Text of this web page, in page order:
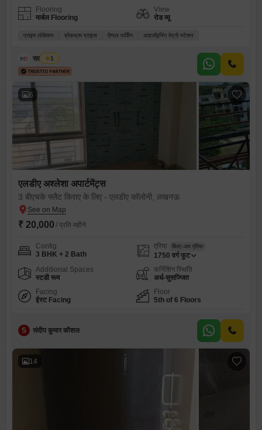
Flooring
मार्बल Flooring
View
रोड व्यू
प्राइम लोकेशन ब्रेकथ्रू प्राइस ऐम्पल पार्किंग अडजॉइनिंग मेट्रो स्टेशन
सतीश चौबे
1
6
एलडीए अश्लेशा अपार्टमेंट्स
3 बीएचके फ्लैट किराए के लिए - एलडीए कॉलोनी, लखनऊ
₹ 20,000 / प्रति महीने
Config
3 BHK + 2 Bath
एरिया बिल्ट-अप एरिया
1750 वर्ग फुट
Additional Spaces
स्टडी रूम
फर्निशिंग स्थिति
अर्ध-सुसज्जित
Facing
ईस्ट Facing
Floor
5th of 6 Floors
S संदीप कुमार कौशल
14